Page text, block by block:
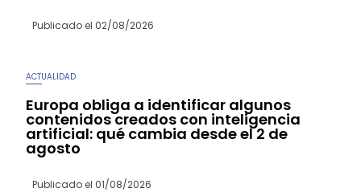
Publicado el 02/08/2026
ACTUALIDAD
Europa obliga a identificar algunos
contenidos creados con inteligencia
artificial: qué cambia desde el 2 de
agosto
Publicado el 01/08/2026